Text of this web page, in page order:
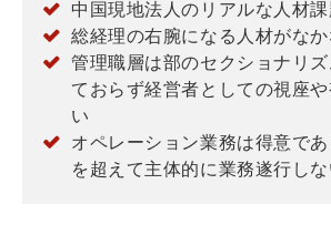
中国現地法人のリアルな人材
総経理の右腕になる人材がな
管理職層は部のセクショナリ
ておらず経営者としての視座
い
オペレーション業務は得意で
を超えて主体的に業務遂行し